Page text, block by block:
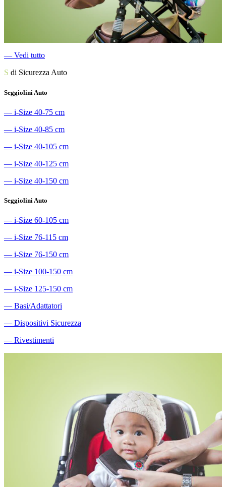
― Vedi tutto
S di Sicurezza Auto
Seggiolini Auto
― i-Size 40-75 cm
― i-Size 40-85 cm
― i-Size 40-105 cm
― i-Size 40-125 cm
― i-Size 40-150 cm
Seggiolini Auto
― i-Size 60-105 cm
― i-Size 76-115 cm
― i-Size 76-150 cm
― i-Size 100-150 cm
― i-Size 125-150 cm
― Basi/Adattatori
― Dispositivi Sicurezza
― Rivestimenti